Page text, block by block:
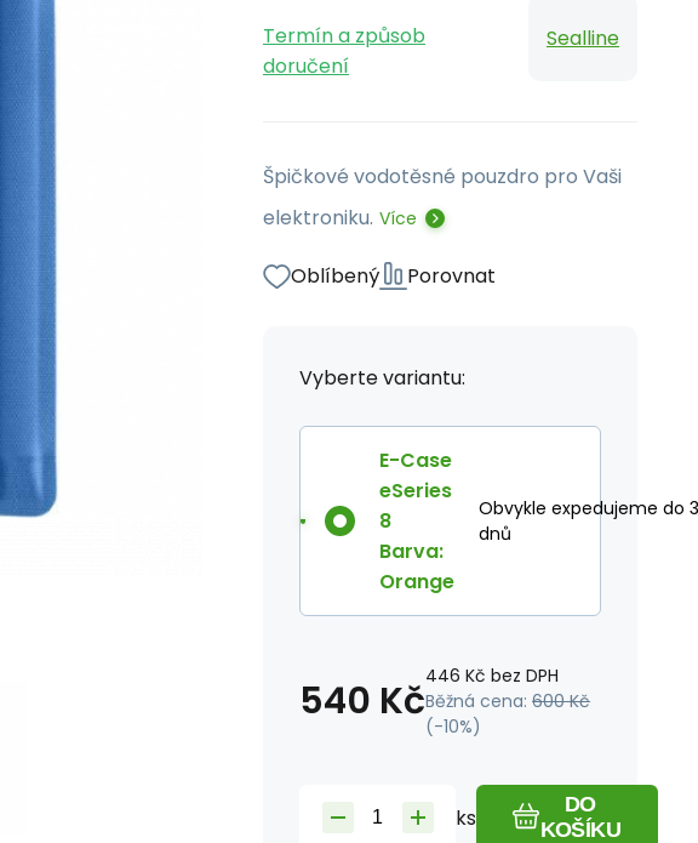
Termín a způsob
doručení
Sealline
Špičkové vodotěsné pouzdro pro Vaši
elektroniku. Více
Oblíbený Porovnat
Vyberte variantu:
E-Case
eSeries
8
Barva:
Orange
Obvykle expedujeme do 3
dnů
540 Kč446 Kč bez DPH
Běžná cena: 600 Kč
(-10%)
ks
DO
KOŠÍKU